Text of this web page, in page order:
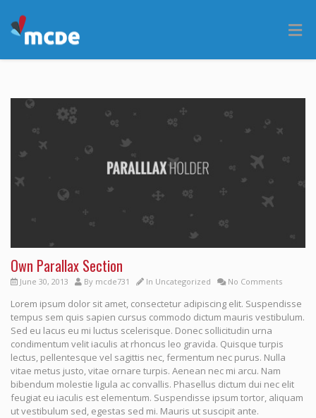
Own Parallax Section
June 30, 2013 By mcde731 In Uncategorized No Comments
Lorem ipsum dolor sit amet, consectetur adipiscing elit. Suspendisse
tempus sem quis sapien cursus commodo dictum mauris vestibulum.
Sed eu lacus eu mi luctus scelerisque. Donec sollicitudin urna
condimentum velit iaculis at rhoncus leo gravida. Quisque turpis
lectus, pellentesque vel sagittis nec, fermentum nec purus. Nulla
vitae metus justo, vitae ornare turpis. Aenean nec mi arcu. Nam
bibendum molestie ligula ac convallis. Phasellus dictum dui nec elit
feugiat eu iaculis est elementum. Suspendisse ipsum tortor, aliquam
ut vestibulum sed, egestas sed mi. Mauris ut suscipit ante.